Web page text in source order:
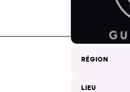
RÉGION
LIEU